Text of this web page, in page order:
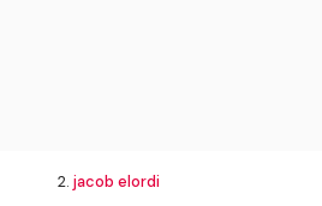
2. jacob elordi